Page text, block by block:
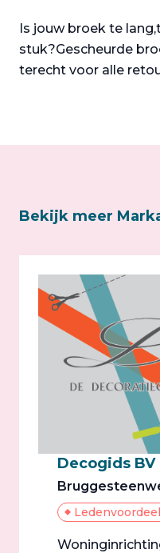
Is jouw broek te
stuk?Gescheurde
terecht voor alle
Bekijk meer
Decogids BV
Ledenvoordeel